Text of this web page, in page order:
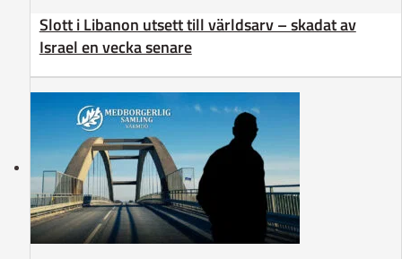
Slott i Libanon utsett till världsarv – skadat av
Israel en vecka senare